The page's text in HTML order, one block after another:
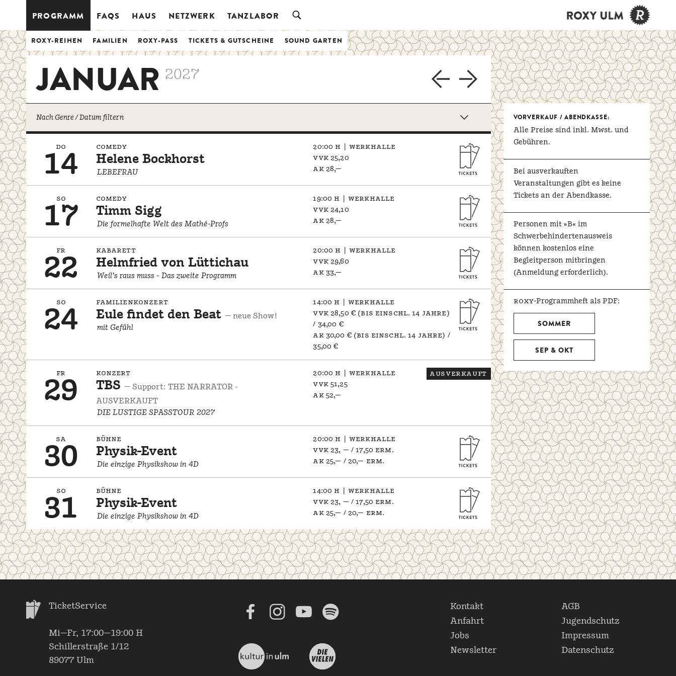
PROGRAMM
ROXY-REIHEN FAMILIEN ROXY-PASS TICKETS & GUTSCHEINE SOUND GARTEN
FAQS HAUS NETZWERK TANZLABOR
JANUAR 2027
Nach Genre / Datum filtern
do
14
20:00 h | werkhalle
vvk 25,20
ak 28,—
comedy
Helene Bockhorst
LEBEFRAU
so
17
19:00 h | werkhalle
vvk 24,10
ak 28,—
comedy
Timm Sigg
Die formelhafte Welt des Mathé-Profs
fr
22
20:00 h | werkhalle
vvk 29,60
ak 33,—
kabarett
Helmfried von Lüttichau
Weil’s raus muss - Das zweite Programm
so
24
14:00 h | werkhalle
vvk 28,50 € (bis einschl. 14 jahre)
/ 34,00 €
ak 30,00 € (bis einschl. 14 jahre) /
35,00 €
familienkonzert
Eule findet den Beat — neue Show!
mit Gefühl
fr
29
ausverkauft
20:00 h | werkhalle
vvk 51,25
ak 52,—
konzert
TBS — Support: THE NARRATOR -
AUSVERKAUFT
DIE LUSTIGE SPASSTOUR 2027
sa
30
20:00 h | werkhalle
vvk 23, — / 17,50 erm.
ak 25,— / 20,— erm.
bühne
Physik-Event
Die einzige Physikshow in 4D
so
31
14:00 h | werkhalle
vvk 23, — / 17,50 erm.
ak 25,— / 20,— erm.
bühne
Physik-Event
Die einzige Physikshow in 4D
VORVERKAUF / ABENDKASSE:
Alle Preise sind inkl. Mwst. und
Gebühren.
Bei ausverkauften
Veranstaltungen gibt es keine
Tickets an der Abendkasse.
Personen mit »B« im
Schwerbehindertenausweis
können kostenlos eine
Begleitperson mitbringen
(Anmeldung erforderlich).
roxy-Programmheft als PDF:
SOMMER
SEP & OKT
TicketService
Mi—Fr, 17:00—19:00 H
Schillerstraße 1/12
89077 Ulm
Kontakt
Anfahrt
Jobs
Newsletter
AGB
Jugendschutz
Impressum
Datenschutz